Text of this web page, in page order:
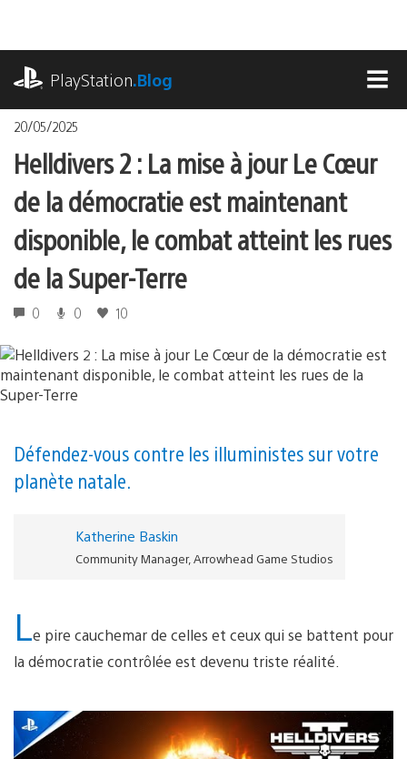
contenu
PlayStation.Blog
20/05/2025
Helldivers 2 : La mise à jour Le Cœur
de la démocratie est maintenant
disponible, le combat atteint les rues
de la Super-Terre
0 0 10
Défendez-vous contre les illuministes sur votre
planète natale.
Katherine Baskin
Community Manager, Arrowhead Game Studios
Le pire cauchemar de celles et ceux qui se battent pour
la démocratie contrôlée est devenu triste réalité.